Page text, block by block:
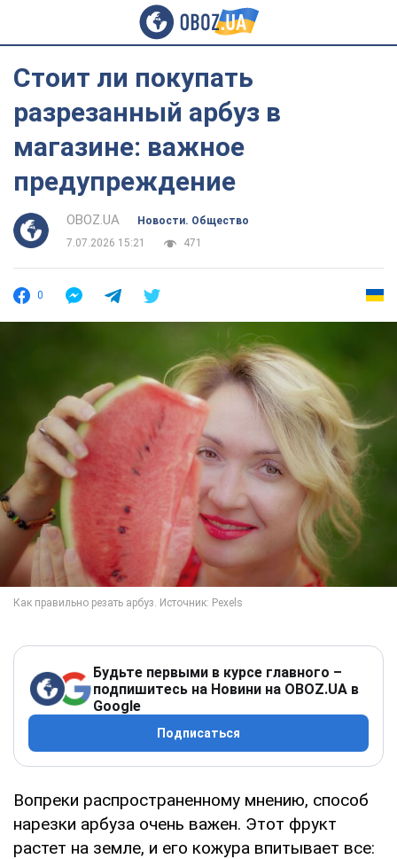
Стоит ли покупать
разрезанный арбуз в
магазине: важное
предупреждение
OBOZ.UA
Новости. Общество
7.07.2026 15:21
471
0
Будьте первыми в курсе главного –
подпишитесь на Новини на OBOZ.UA в
Google
Подписаться
Вопреки распространенному мнению, способ
нарезки арбуза очень важен. Этот фрукт
растет на земле, и его кожура впитывает все: